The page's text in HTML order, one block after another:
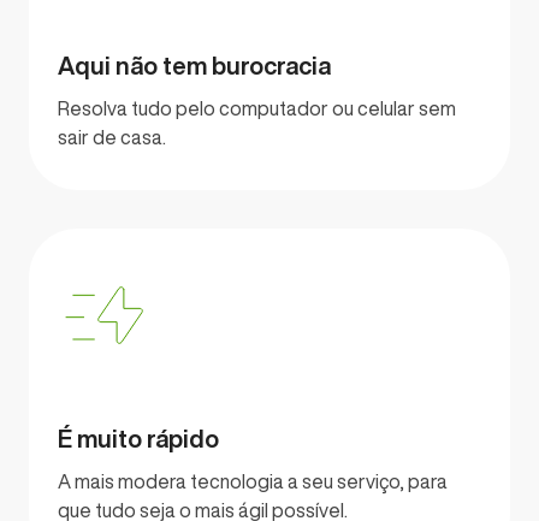
Aqui não tem burocracia
Resolva tudo pelo computador ou celular sem
sair de casa.
É muito rápido
A mais modera tecnologia a seu serviço, para
que tudo seja o mais ágil possível.